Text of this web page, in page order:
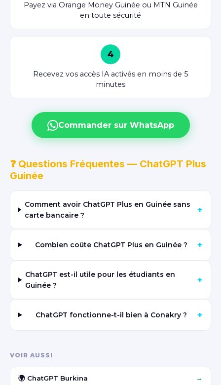
Payez via Orange Money Guinée ou MTN Guinée
en toute sécurité
4
Recevez vos accès IA activés en moins de 5
minutes
Commander sur WhatsApp
❓ Questions Fréquentes — ChatGPT Plus
Guinée
Comment avoir ChatGPT Plus en Guinée sans
carte bancaire ?
+
Combien coûte ChatGPT Plus en Guinée ? +
ChatGPT est-il utile pour les étudiants en
Guinée ?
+
ChatGPT fonctionne-t-il bien à Conakry ? +
VOIR AUSSI
🌍 ChatGPT Burkina →